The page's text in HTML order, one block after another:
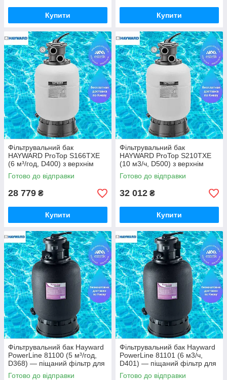
Купити Купити
Фільтрувальний бак
HAYWARD ProTop S166TXE
(6 м³/год, D400) з верхнім
вентилем — піщаний фільтр
для басейну
Готово до відправки
28 779 ₴
Купити
Фільтрувальний бак
HAYWARD ProTop S210TXE
(10 м3/ч, D500) з верхнім
вентилем — піщаний фільтр
для басейну
Готово до відправки
32 012 ₴
Купити
Фільтрувальний бак Hayward
PowerLine 81100 (5 м³/год,
D368) — піщаний фільтр для
басейну (Hayward, США)
Готово до відправки
Фільтрувальний бак Hayward
PowerLine 81101 (6 м3/ч,
D401) — піщаний фільтр для
басейну (Hayward, США)
Готово до відправки